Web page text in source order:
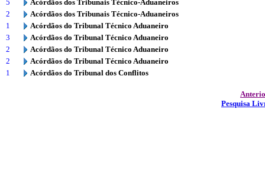
5
Acórdãos dos Tribunais Técnico-Aduaneiros
2
Acórdãos dos Tribunais Técnico-Aduaneiros
1
Acórdãos do Tribunal Técnico Aduaneiro
3
Acórdãos do Tribunal Técnico Aduaneiro
2
Acórdãos do Tribunal Técnico Aduaneiro
2
Acórdãos do Tribunal Técnico Aduaneiro
1
Acórdãos do Tribunal dos Conflitos
Pesquisa